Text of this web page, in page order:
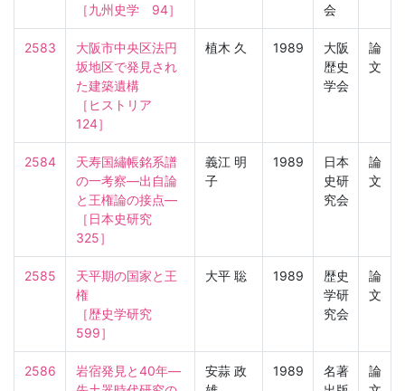
［九州史学　94］
会
2583
大阪市中央区法円
坂地区で発見され
た建築遺構
［ヒストリア
124］
植木 久 1989
大阪
歴史
学会
論
文
2584
天寿国繡帳銘系譜
の一考察—出自論
と王権論の接点—
［日本史研究
325］
義江 明
子
1989
日本
史研
究会
論
文
2585
天平期の国家と王
権
［歴史学研究
599］
大平 聡 1989
歴史
学研
究会
論
文
2586
岩宿発見と40年—
安蒜 政
1989
名著
論